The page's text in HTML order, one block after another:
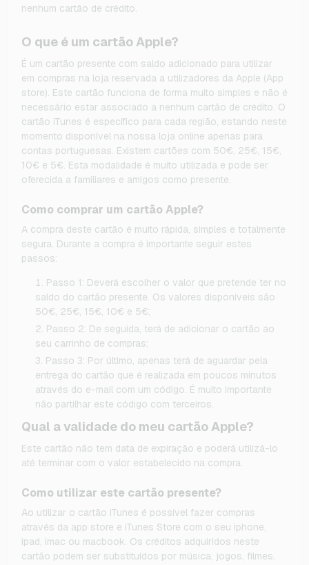
nenhum cartão de crédito.
O que é um cartão Apple?
É um cartão presente com saldo adicionado para utilizar
em compras na loja reservada a utilizadores da Apple (App
store). Este cartão funciona de forma muito simples e não é
necessário estar associado a nenhum cartão de crédito. O
cartão iTunes é específico para cada região, estando neste
momento disponível na nossa loja online apenas para
contas portuguesas. Existem cartões com 50€, 25€, 15€,
10€ e 5€. Esta modalidade é muito utilizada e pode ser
oferecida a familiares e amigos como presente.
Como comprar um cartão Apple?
A compra deste cartão é muito rápida, simples e totalmente
segura. Durante a compra é importante seguir estes
passos:
Passo 1: Deverá escolher o valor que pretende ter no
saldo do cartão presente. Os valores disponíveis são
50€, 25€, 15€, 10€ e 5€;
Passo 2: De seguida, terá de adicionar o cartão ao
seu carrinho de compras;
Passo 3: Por último, apenas terá de aguardar pela
entrega do cartão que é realizada em poucos minutos
através do e-mail com um código. É muito importante
não partilhar este código com terceiros.
Qual a validade do meu cartão Apple?
Este cartão não tem data de expiração e poderá utilizá-lo
até terminar com o valor estabelecido na compra.
Como utilizar este cartão presente?
Ao utilizar o cartão iTunes é possível fazer compras
através da app store e iTunes Store com o seu iphone,
ipad, imac ou macbook. Os créditos adquiridos neste
cartão podem ser substituídos por música, jogos, filmes,